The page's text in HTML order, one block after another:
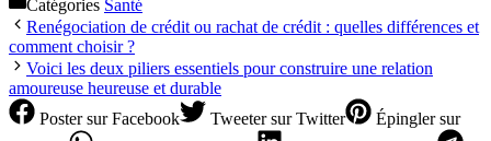
Catégories Santé
Renégociation de crédit ou rachat de crédit : quelles différences et
comment choisir ?
Voici les deux piliers essentiels pour construire une relation
amoureuse heureuse et durable
Postersur Facebook Tweetersur Twitter Épinglersur